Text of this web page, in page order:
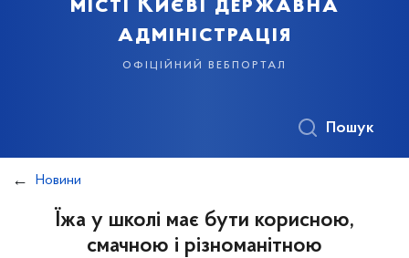
місті Києві державна
адміністрація
офіційний вебпортал
Пошук
Новини
Їжа у школі має бути корисною,
смачною і різноманітною